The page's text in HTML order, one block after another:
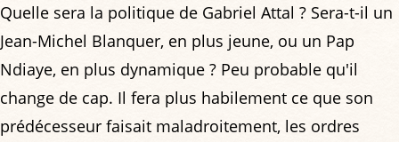
Quelle sera la politique de Gabriel Attal ? Sera-t-il un
Jean-Michel Blanquer, en plus jeune, ou un Pap
Ndiaye, en plus dynamique ? Peu probable qu'il
change de cap. Il fera plus habilement ce que son
prédécesseur faisait maladroitement, les ordres